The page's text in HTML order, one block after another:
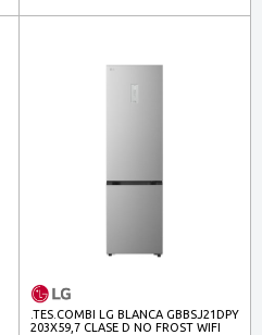
.TES.COMBI LG BLANCA GBBSJ21DPY
203X59,7 CLASE D NO FROST WIFI